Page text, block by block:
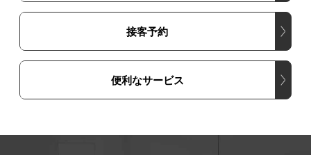
接客予約
便利なサービス